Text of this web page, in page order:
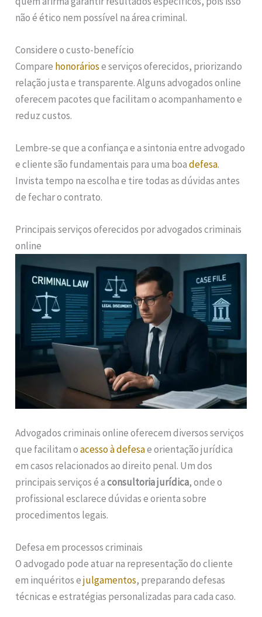
não é ético nem possível na área criminal.
Considere o custo-benefício
Compare honoráriose serviços oferecidos, priorizando
relação justa e transparente. Alguns advogados online
oferecem pacotes que facilitam o acompanhamento e
reduz custos.
Lembre-se que a confiança e a sintonia entre advogado
e cliente são fundamentais para uma boadefesa.
Invista tempo na escolha e tire todas as dúvidas antes
de fechar o contrato.
Principais serviços oferecidos por advogados criminais
online
Advogados criminais online oferecem diversos serviços
que facilitam oacesso à defesae orientação jurídica
em casos relacionados ao direito penal. Um dos
principais serviços é aconsultoria jurídica, onde o
profissional esclarece dúvidas e orienta sobre
procedimentos legais.
Defesa em processos criminais
O advogado pode atuar na representação do cliente
em inquéritos ejulgamentos, preparando defesas
técnicas e estratégias personalizadas para cada caso.